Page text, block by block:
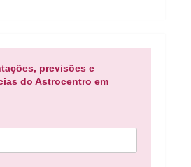
previsões e
do Astrocentro em